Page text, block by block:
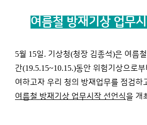
여름철 방재기상 업무
5월 15일. 기상청(청장 김종석)은 여름
간(19.5.15~10.15.)동안 위험기상으로부
여하고자 우리 청의 방재업무를 점검하
여름철 방재기상 업무시작 선언식을 개